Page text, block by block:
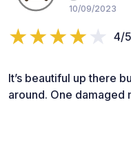
10/09/2023
4/5
It’s beautiful up there
around. One damaged